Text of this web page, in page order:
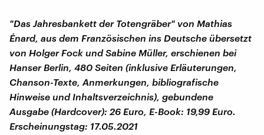
"Das Jahresbankett der Totengräber" von Mathias
Énard, aus dem Französischen ins Deutsche übersetzt
von Holger Fock und Sabine Müller, erschienen bei
Hanser Berlin, 480 Seiten (inklusive Erläuterungen,
Chanson-Texte, Anmerkungen, bibliografische
Hinweise und Inhaltsverzeichnis), gebundene
Ausgabe (Hardcover): 26 Euro, E-Book: 19,99 Euro.
Erscheinungstag: 17.05.2021